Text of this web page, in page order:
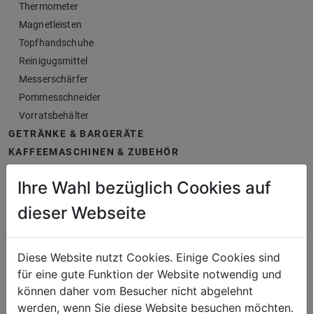
Thermometer
Magnetleisten
Topfhandschuhe
Reinigugsmittel
Messerschärfer
Pommesschneider
Vorratsbehälter
GETRÄNKE & BARGERÄTE
KAFFEEMASCHINEN & ZUBEHÖR
HOTEL - AUSSTATTUNG & OUTDOOR
HYGIENE
Ihre Wahl bezüglich Cookies auf
dieser Webseite
Diese Website nutzt Cookies. Einige Cookies sind
für eine gute Funktion der Website notwendig und
können daher vom Besucher nicht abgelehnt
werden, wenn Sie diese Website besuchen möchten.